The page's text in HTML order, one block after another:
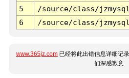
5
/source/class/
6
/source/class/
www.365jz.com 已经将此出错信息详细记
们深感歉意.